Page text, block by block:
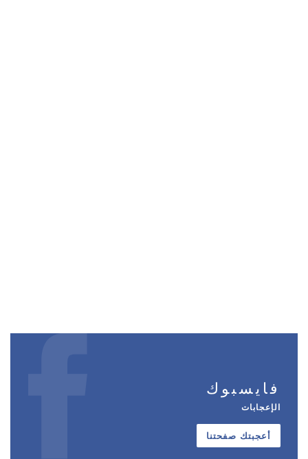
فايسبوك
الإعجابات
أعجبتك صفحتنا